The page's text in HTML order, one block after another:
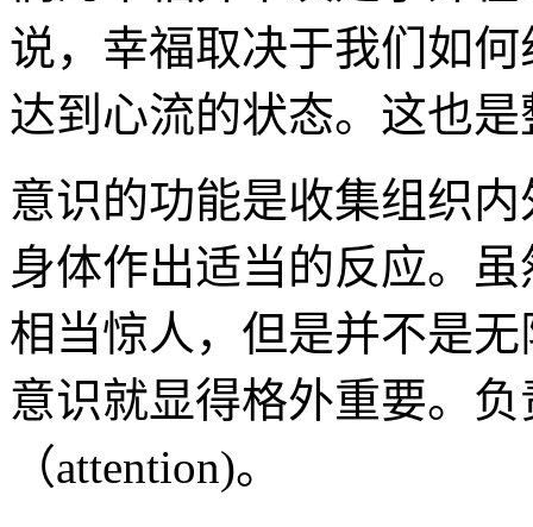
说，幸福取决于我们如
达到心流的状态。这也
意识的功能是收集组织
身体作出适当的反应。
相当惊人，但是并不是
意识就显得格外重要。
（attention)。